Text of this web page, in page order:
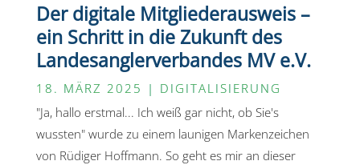
Der digitale Mitgliederausweis –
ein Schritt in die Zukunft des
Landesanglerverbandes MV e.V.
18. MÄRZ 2025 | DIGITALISIERUNG
"Ja, hallo erstmal... Ich weiß gar nicht, ob Sie's
wussten" wurde zu einem launigen Markenzeichen
von Rüdiger Hoffmann. So geht es mir an dieser